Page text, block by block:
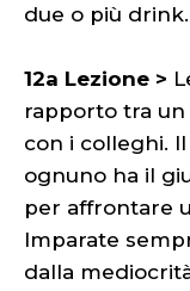
due o più
12a Lezione >
rapporto tra
con i colleghi.
ognuno ha il
per affrontare
Imparate
dalla